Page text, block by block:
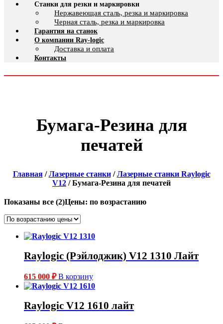
Станки для резки и маркировки
Нержавеющая сталь, резка и маркировка
Черная сталь, резка и маркировка
Гарантия на станок
О компании Ray-logic
Доставка и оплата
Контакты
Бумага-Резина для
печатей
Главная/Лазерные станки/Лазерные станки Raylogic
V12 / Бумага-Резина для печатей
Показаны все (2)Цены: по возрастанию
Raylogic (Рэйлоджик) V12 1310 Лайт
615 000 ₽ В корзину
Raylogic V12 1610 лайт